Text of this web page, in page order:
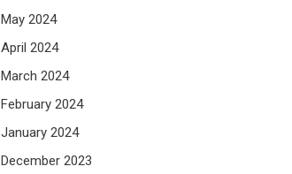
May 2024
April 2024
March 2024
February 2024
January 2024
December 2023